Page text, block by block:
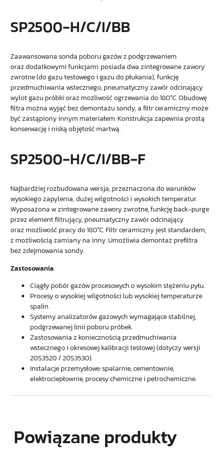
SP2500‑H/C/I/BB
Zaawansowana sonda poboru gazów z podgrzewaniem
oraz dodatkowymi funkcjami: posiada dwa zintegrowane zawory
zwrotne (do gazu testowego i gazu do płukania), funkcję
przedmuchiwania wstecznego, pneumatyczny zawór odcinający
wylot gazu próbki oraz możliwość ogrzewania do 180°C. Obudowę
filtra można wyjąć bez demontażu sondy, a filtr ceramiczny może
być zastąpiony innym materiałem. Konstrukcja zapewnia prostą
konserwację i niską objętość martwą.
SP2500‑H/C/I/BB‑F
Najbardziej rozbudowana wersja, przeznaczona do warunków
wysokiego zapylenia, dużej wilgotności i wysokich temperatur.
Wyposażona w zintegrowane zawory zwrotne, funkcję back‑purge
przez element filtrujący, pneumatyczny zawór odcinający
oraz możliwość pracy do 180°C. Filtr ceramiczny jest standardem,
z możliwością zamiany na inny. Umożliwia demontaż prefiltra
bez zdejmowania sondy.
Zastosowania
Ciągły pobór gazów procesowych o wysokim stężeniu pyłu.
Procesy o wysokiej wilgotności lub wysokiej temperaturze
spalin.
Systemy analizatorów gazowych wymagające stabilnej,
podgrzewanej linii poboru próbek.
Zastosowania z koniecznością przedmuchiwania
wstecznego i okresowej kalibracji testowej (dotyczy wersji
20S3520 / 20S3530).
Instalacje przemysłowe: spalarnie, cementownie,
elektrociepłownie, procesy chemiczne i petrochemiczne.
Powiązane produkty